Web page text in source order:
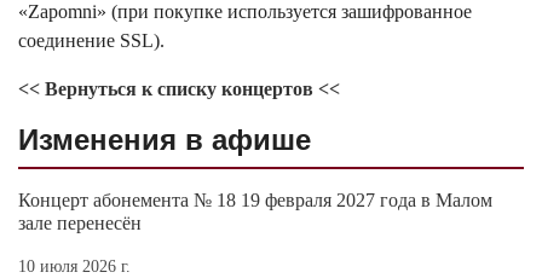
«Zapomni» (при покупке используется зашифрованное
соединение SSL).
<< Вернуться к списку концертов <<
Изменения в афише
Концерт абонемента № 18 19 февраля 2027 года в Малом
зале перенесён
10 июля 2026 г.